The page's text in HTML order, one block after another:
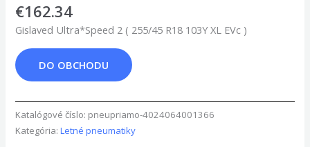
€162.34
Gislaved Ultra*Speed 2 ( 255/45 R18 103Y XL EVc )
DO OBCHODU
Katalógové číslo: pneupriamo-4024064001366
Kategória:Letné pneumatiky